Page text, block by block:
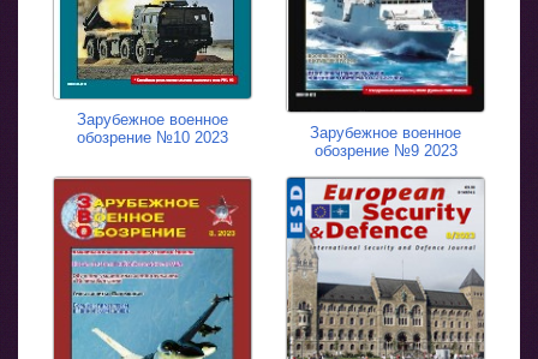
Зарубежное военное
обозрение №10 2023
Зарубежное военное
обозрение №9 2023